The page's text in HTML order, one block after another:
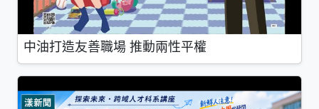
中油打造友善職場 推動兩性平權